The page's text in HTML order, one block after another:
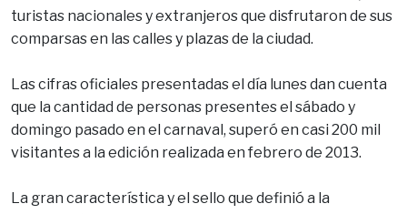
turistas nacionales y extranjeros que disfrutaron de sus
comparsas en las calles y plazas de la ciudad.
Las cifras oficiales presentadas el día lunes dan cuenta
que la cantidad de personas presentes el sábado y
domingo pasado en el carnaval, superó en casi 200 mil
visitantes a la edición realizada en febrero de 2013.
La gran característica y el sello que definió a la